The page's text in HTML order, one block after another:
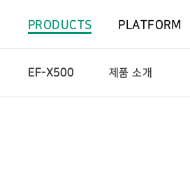
PRODUCTS PLATFORM
EF-X500 제품 소개